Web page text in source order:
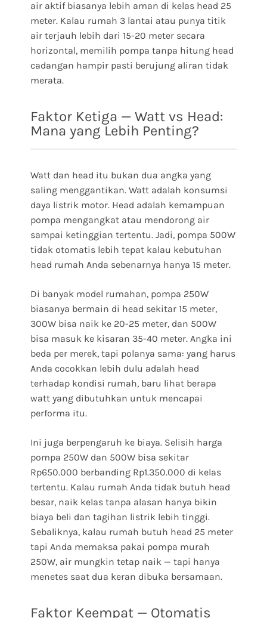
air aktif biasanya lebih aman di kelas head 25
meter. Kalau rumah 3 lantai atau punya titik
air terjauh lebih dari 15-20 meter secara
horizontal, memilih pompa tanpa hitung head
cadangan hampir pasti berujung aliran tidak
merata.
Faktor Ketiga — Watt vs Head:
Mana yang Lebih Penting?
Watt dan head itu bukan dua angka yang
saling menggantikan. Watt adalah konsumsi
daya listrik motor. Head adalah kemampuan
pompa mengangkat atau mendorong air
sampai ketinggian tertentu. Jadi, pompa 500W
tidak otomatis lebih tepat kalau kebutuhan
head rumah Anda sebenarnya hanya 15 meter.
Di banyak model rumahan, pompa 250W
biasanya bermain di head sekitar 15 meter,
300W bisa naik ke 20-25 meter, dan 500W
bisa masuk ke kisaran 35-40 meter. Angka ini
beda per merek, tapi polanya sama: yang harus
Anda cocokkan lebih dulu adalah head
terhadap kondisi rumah, baru lihat berapa
watt yang dibutuhkan untuk mencapai
performa itu.
Ini juga berpengaruh ke biaya. Selisih harga
pompa 250W dan 500W bisa sekitar
Rp650.000 berbanding Rp1.350.000 di kelas
tertentu. Kalau rumah Anda tidak butuh head
besar, naik kelas tanpa alasan hanya bikin
biaya beli dan tagihan listrik lebih tinggi.
Sebaliknya, kalau rumah butuh head 25 meter
tapi Anda memaksa pakai pompa murah
250W, air mungkin tetap naik — tapi hanya
menetes saat dua keran dibuka bersamaan.
Faktor Keempat — Otomatis